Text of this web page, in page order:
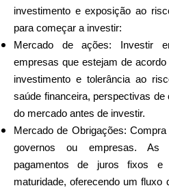
investimento e exposição ao
para começar a investir:
Mercado de ações: Investir
empresas que estejam de
investimento e tolerância ao
saúde financeira, perspectivas
do mercado antes de investir.
Mercado de Obrigações:
governos ou empresas. As
pagamentos de juros fixos e
maturidade, oferecendo um fluxo